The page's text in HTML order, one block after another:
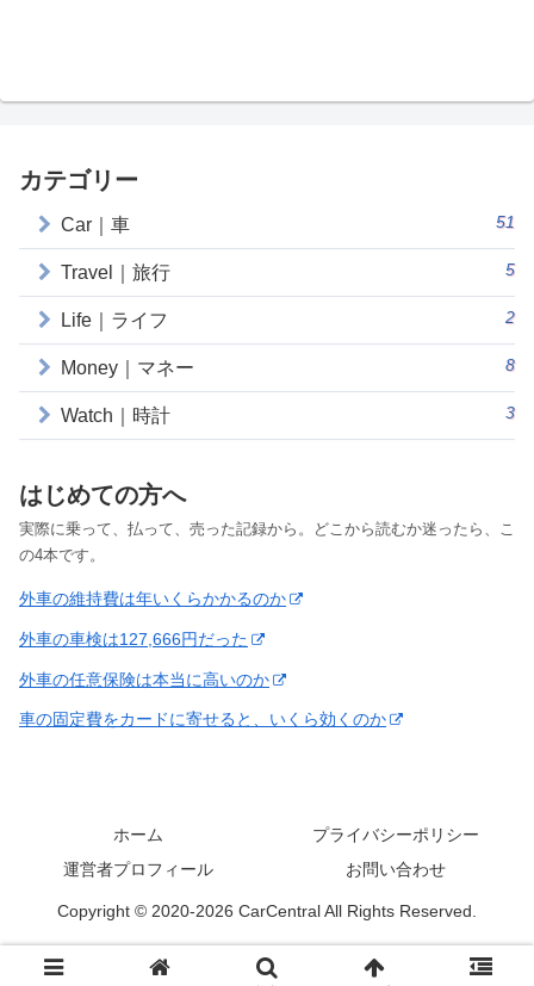
カテゴリー
Car｜車 51
Travel｜旅行 5
Life｜ライフ 2
Money｜マネー 8
Watch｜時計 3
はじめての方へ
実際に乗って、払って、売った記録から。どこから読むか迷ったら、こ
の4本です。
外車の維持費は年いくらかかるのか
外車の車検は127,666円だった
外車の任意保険は本当に高いのか
車の固定費をカードに寄せると、いくら効くのか
ホーム
プライバシーポリシー
運営者プロフィール
お問い合わせ
Copyright © 2020-2026 CarCentral All Rights Reserved.